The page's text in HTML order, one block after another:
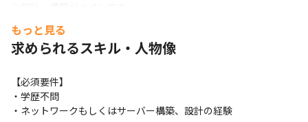
を発足しています。
AWS／Azure／GCP／Vmware／Hyper-V／Apache／SVN／
Tomcat／ActiveDirectory／Zabbix／redmine／Github／slack
／Chatwork　など
もっと見る
求められるスキル・人物像
【必須要件】
・学歴不問
・ネットワークもしくはサーバー構築、設計の経験